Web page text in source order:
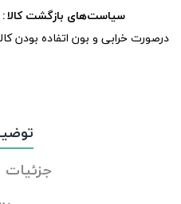
سیاست‌های بازگشت کالا
درصورت خرابی و بون اتفاده بودن